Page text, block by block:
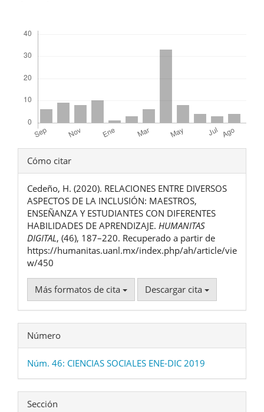
Detalles
del
artículo
Cómo citar
Cedeño, H. (2020). RELACIONES ENTRE DIVERSOS
ASPECTOS DE LA INCLUSIÓN: MAESTROS,
ENSEÑANZA Y ESTUDIANTES CON DIFERENTES
HABILIDADES DE APRENDIZAJE. HUMANITAS
DIGITAL, (46), 187–220. Recuperado a partir de
https://humanitas.uanl.mx/index.php/ah/article/vie
w/450
Más formatos de cita Descargar cita
Número
Núm. 46: CIENCIAS SOCIALES ENE-DIC 2019
Sección